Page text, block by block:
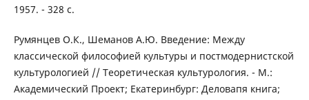
1957. - 328 с.
Румянцев О.К., Шеманов А.Ю. Введение: Между
классической философией культуры и постмодернистской
культурологией // Теоретическая культурология. - М.:
Академический Проект; Екатеринбург: Деловапя книга;